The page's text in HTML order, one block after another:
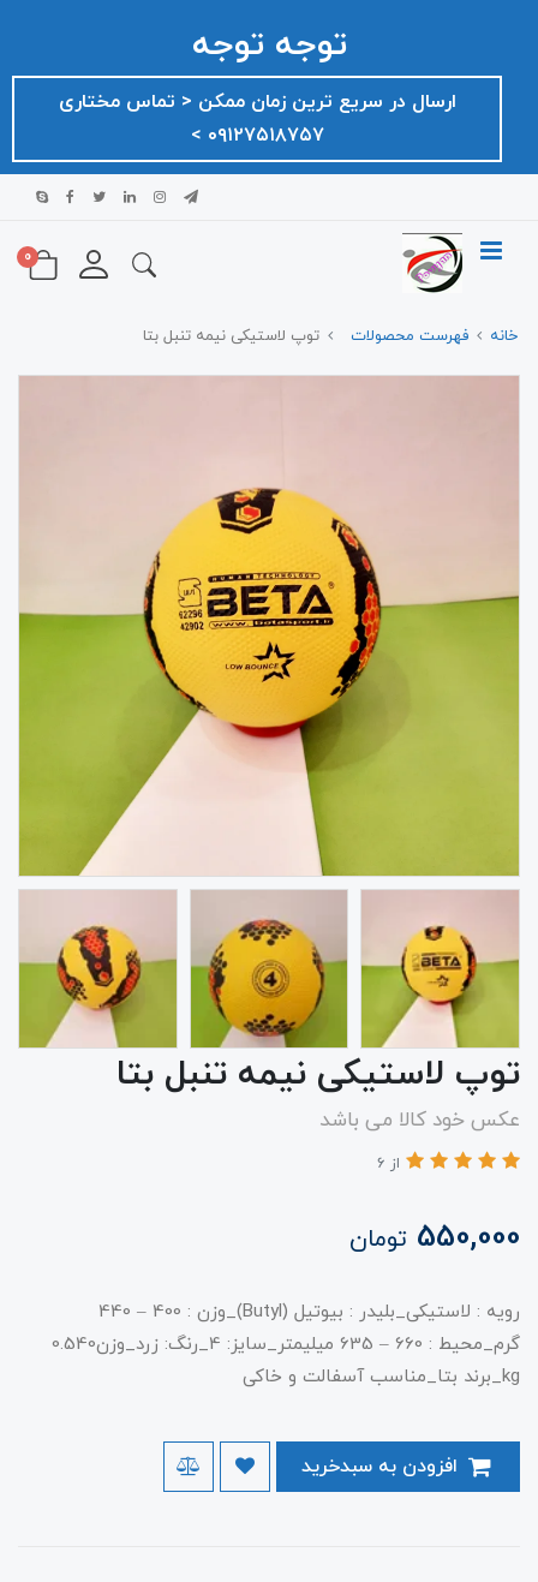
توجه توجه
ارسال در سریع ترین زمان ممکن ‌< تماس مختاری
۰۹۱۲۷۵۱۸۷۵۷ >
0
خانه فهرست محصولات توپ لاستیکی نیمه تنبل بتا
توپ لاستیکی نیمه تنبل بتا
عکس خود کالا می باشد
از 6
550,000 تومان
رویه : لاستیکی_بلیدر : بیوتیل (Butyl)_وزن : 400 – 440
گرم_محیط : 660 – 635 میلیمتر_سایز: 4_رنگ: زرد_وزن0.540
kg_برند بتا_مناسب آسفالت و خاکی